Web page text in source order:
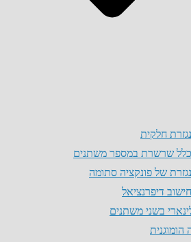
נגזרת חלקית
כלל שרשרת במספר משתנים
נגזרת של פונקציה סתומה
חישוב דיפרנציאל
בשני משתנים
הומוגנית